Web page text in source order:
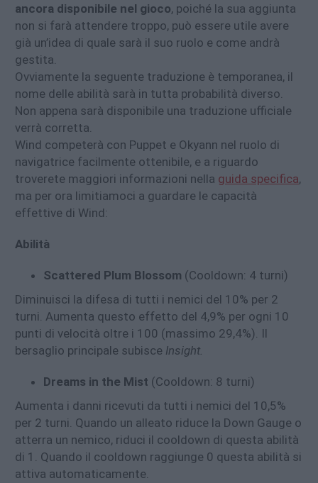
ancora disponibile nel gioco, poiché la sua aggiunta
non si farà attendere troppo, può essere utile avere
già un’idea di quale sarà il suo ruolo e come andrà
gestita.
Ovviamente la seguente traduzione è temporanea, il
nome delle abilità sarà in tutta probabilità diverso.
Non appena sarà disponibile una traduzione ufficiale
verrà corretta.
Wind competerà con Puppet e Okyann nel ruolo di
navigatrice facilmente ottenibile, e a riguardo
troverete maggiori informazioni nella guida specifica,
ma per ora limitiamoci a guardare le capacità
effettive di Wind:
Abilità
Scattered Plum Blossom (Cooldown: 4 turni)
Diminuisci la difesa di tutti i nemici del 10% per 2
turni. Aumenta questo effetto del 4,9% per ogni 10
punti di velocità oltre i 100 (massimo 29,4%). Il
bersaglio principale subisce Insight.
Dreams in the Mist (Cooldown: 8 turni)
Aumenta i danni ricevuti da tutti i nemici del 10,5%
per 2 turni. Quando un alleato riduce la Down Gauge o
atterra un nemico, riduci il cooldown di questa abilità
di 1. Quando il cooldown raggiunge 0 questa abilità si
attiva automaticamente.